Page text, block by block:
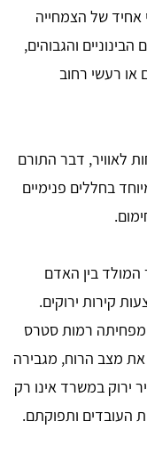
אחיד של הצמחייה
והגבוהים,
או רעשי רחוב
לאוויר, דבר התורם
בחללים פנימיים
בין האדם
קירות ירוקים.
מפחיתה רמות סטרס
מצב הרוח, מגבירה
ירוק במשרד אינו רק
העובדים ותפוקתם.